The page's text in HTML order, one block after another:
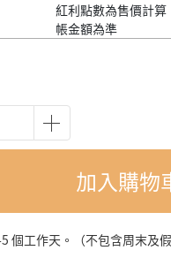
紅利點數為售價計
帳金額為準
加入購物
個工作天。（不包含周末及假